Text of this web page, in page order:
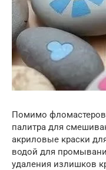
Помимо
палитра для
акриловые краски
водой для
удаления излишков